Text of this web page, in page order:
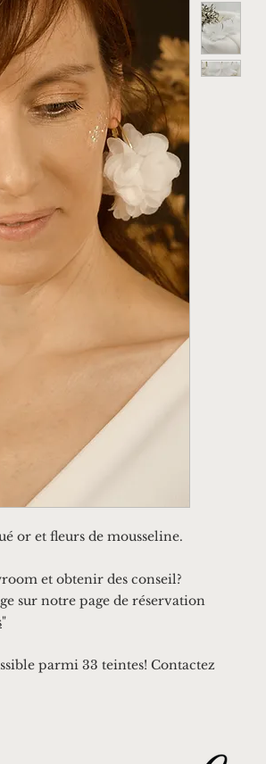
or et fleurs de mousseline.
et obtenir des conseil?
sur notre page de réservation
"
parmi 33 teintes! Contactez